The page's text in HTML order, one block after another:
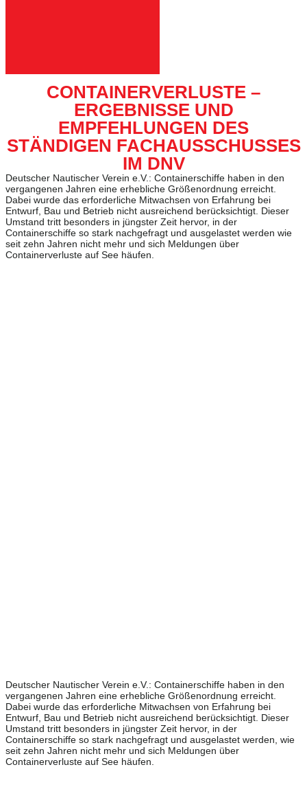
CONTAINERVERLUSTE –
ERGEBNISSE UND
EMPFEHLUNGEN DES
STÄNDIGEN FACHAUSSCHUSSES
IM DNV
Deutscher Nautischer Verein e.V.: Containerschiffe haben in den
vergangenen Jahren eine erhebliche Größenordnung erreicht.
Dabei wurde das erforderliche Mitwachsen von Erfahrung bei
Entwurf, Bau und Betrieb nicht ausreichend berücksichtigt. Dieser
Umstand tritt besonders in jüngster Zeit hervor, in der
Containerschiffe so stark nachgefragt und ausgelastet werden wie
seit zehn Jahren nicht mehr und sich Meldungen über
Containerverluste auf See häufen.
Deutscher Nautischer Verein e.V.: Containerschiffe haben in den
vergangenen Jahren eine erhebliche Größenordnung erreicht.
Dabei wurde das erforderliche Mitwachsen von Erfahrung bei
Entwurf, Bau und Betrieb nicht ausreichend berücksichtigt. Dieser
Umstand tritt besonders in jüngster Zeit hervor, in der
Containerschiffe so stark nachgefragt und ausgelastet werden, wie
seit zehn Jahren nicht mehr und sich Meldungen über
Containerverluste auf See häufen.